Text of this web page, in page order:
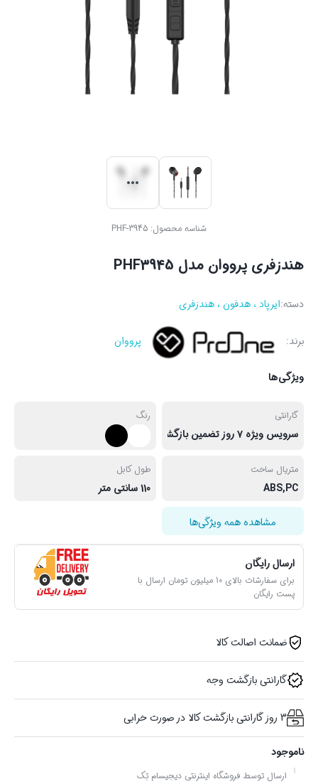
شناسه محصول: PHF-3945
هندزفری پرووان مدل PHF3945
دسته:ایرپاد ، هدفون ، هندزفری
برند: پرووان
ویژگی‌ها
گارانتی
سرویس ویژه ۷ روز تضمین بازگشت کالا
رنگ
متریال ساخت
ABS,PC
طول کابل
110 سانتی متر
مشاهده همه ویژگی‌ها
ارسال رایگان
برای سفارشات بالای 10 میلیون تومان ارسال با
پست رایگان
ضمانت اصالت کالا
گارانتی بازگشت وجه
3 روز گارانتی بازگشت کالا در صورت خرابی
ناموجود
ارسال توسط فروشگاه اینترنتی دیجیسام تِک